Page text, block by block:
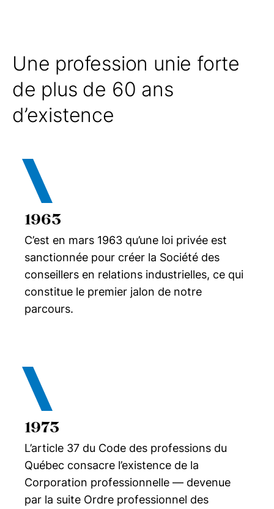
Une profession unie forte
de plus de 60 ans
d’existence
1963
C’est en mars 1963 qu’une loi privée est
sanctionnée pour créer la Société des
conseillers en relations industrielles, ce qui
constitue le premier jalon de notre
parcours.
1973
L’article 37 du Code des professions du
Québec consacre l’existence de la
Corporation professionnelle — devenue
par la suite Ordre professionnel des